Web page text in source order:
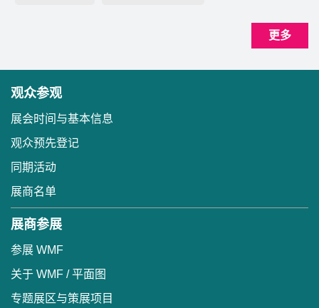
更多
观众参观
展会时间与基本信息
观众预先登记
同期活动
展商名单
展商参展
参展 WMF
关于 WMF / 平面图
专题展区与策展项目